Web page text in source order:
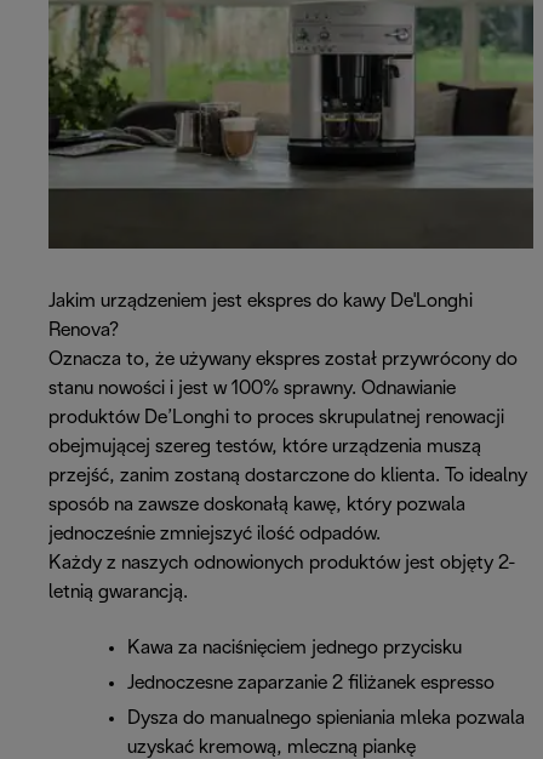
Jakim urządzeniem jest ekspres do kawy De'Longhi
Renova?
Oznacza to, że używany ekspres został przywrócony do
stanu nowości i jest w 100% sprawny. Odnawianie
produktów De’Longhi to proces skrupulatnej renowacji
obejmującej szereg testów, które urządzenia muszą
przejść, zanim zostaną dostarczone do klienta. To idealny
sposób na zawsze doskonałą kawę, który pozwala
jednocześnie zmniejszyć ilość odpadów.
Każdy z naszych odnowionych produktów jest objęty 2-
letnią gwarancją.
Kawa za naciśnięciem jednego przycisku
Jednoczesne zaparzanie 2 filiżanek espresso
Dysza do manualnego spieniania mleka pozwala
uzyskać kremową, mleczną piankę